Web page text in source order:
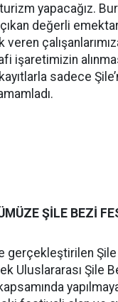
yapacağız.
değerli
işaretimizin
sadece
ŞİLE BEZİ
gerçekleştirilen
Uluslararası Şile